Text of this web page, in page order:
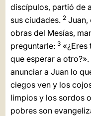
discípulos, partió de
sus ciudades. 2Juan,
obras del Mesías,
preguntarle: 3«¿Eres
que esperar a otro?».
anunciar a Juan lo
ciegos ven y los
limpios y los sordos
pobres son